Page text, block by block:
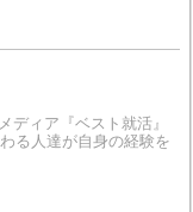
ディア『ベスト就活』
る人達が自身の経験を